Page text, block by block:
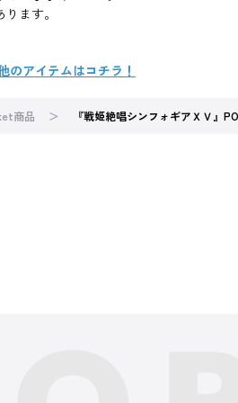
ます。
のアイテムはコチラ！
商品 『戦姫絶唱シンフォギアＸＶ』